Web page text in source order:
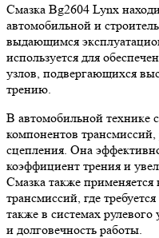
Смазка Bg2604 Lynx
автомобильной и
выдающимся
используется для
узлов, подвергающихся
трению.
В автомобильной технике
компонентов
сцепления. Она
коэффициент трения и
Смазка также
трансмиссий, где
также в системах рулевого
и долговечность работы.